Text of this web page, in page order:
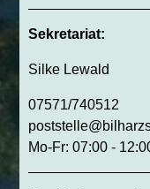
Sekretariat:
Silke Lewald
07571/740512
Mo-Fr: 07:00 -